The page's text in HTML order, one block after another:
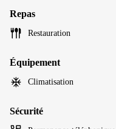
Repas
Restauration
Équipement
Climatisation
Sécurité